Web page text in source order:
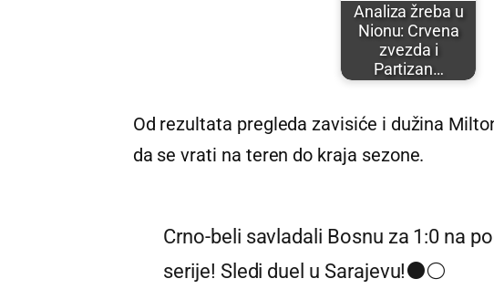
Analiza žreba u
Nionu: Crvena
zvezda i
Partizan…
Od rezultata pregleda zavisiće i dužina
da se vrati na teren do kraja sezone.
Crno-beli savladali Bosnu za 1:0 na
serije! Sledi duel u Sarajevu!⚫️⚪️